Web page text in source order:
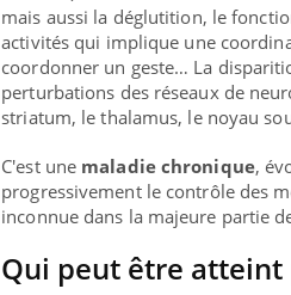
mais aussi la déglutition, le
activités qui implique une
coordonner un geste… La
perturbations des réseaux de
striatum, le thalamus, le noyau
C'est une maladie chronique,
progressivement le contrôle des
inconnue dans la majeure partie
Qui peut être atteint
Youtube
Il y a
d'autres
sur la